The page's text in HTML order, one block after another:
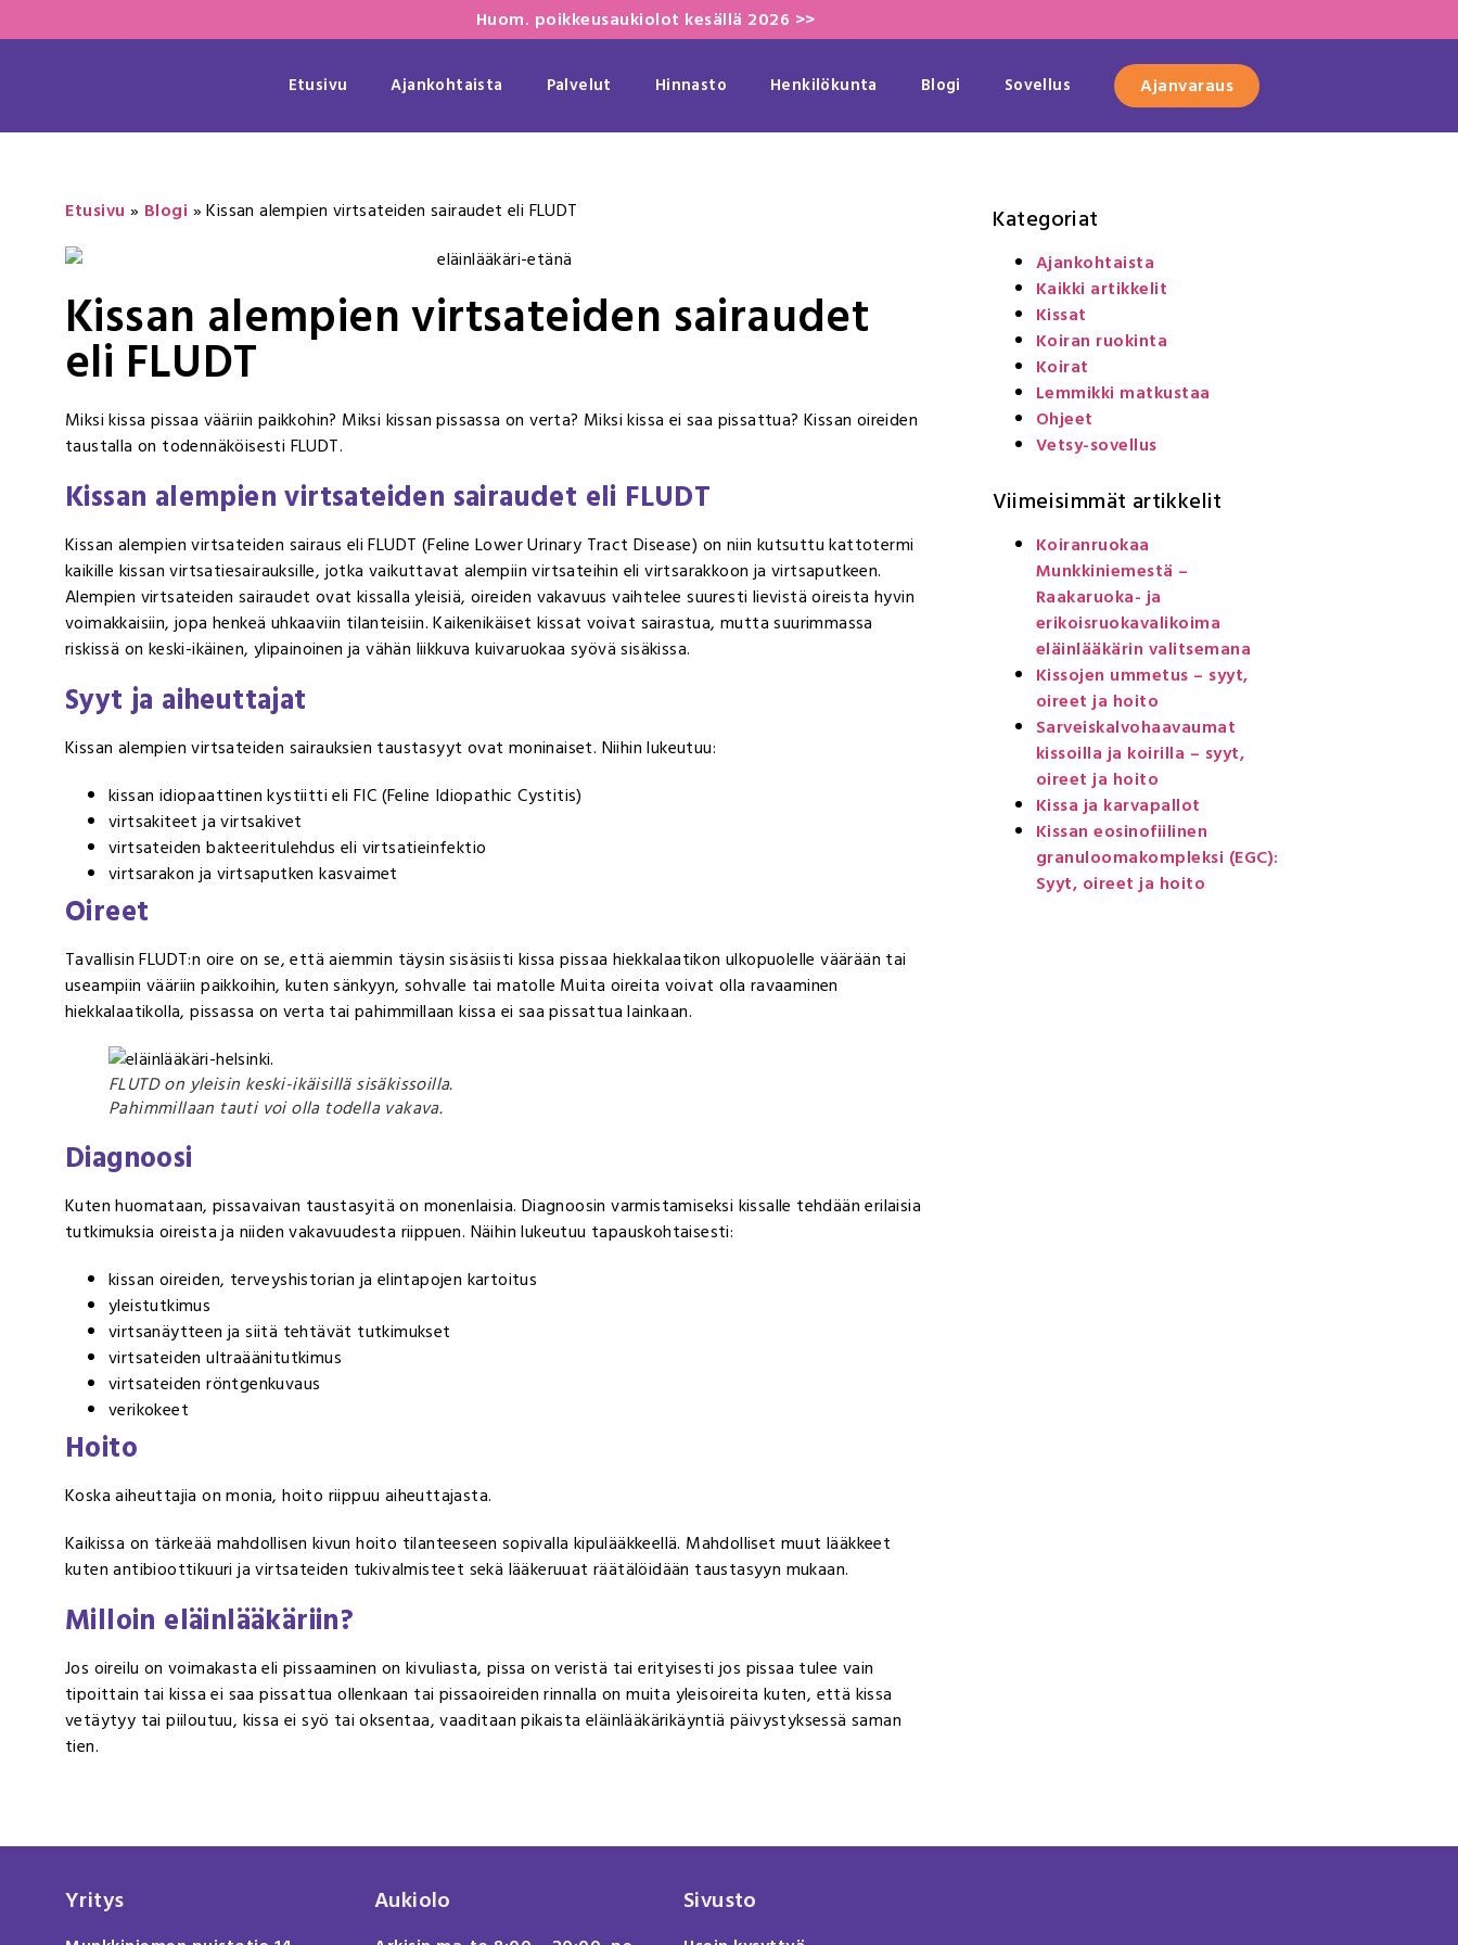
Huom. poikkeusaukiolot kesällä 2026 >>
Etusivu Ajankohtaista Palvelut Hinnasto Henkilökunta Blogi Sovellus Ajanvaraus
Etusivu » Blogi »Kissan alempien virtsateiden sairaudet eli FLUDT
Kissan alempien virtsateiden sairaudet
eli FLUDT
Miksi kissa pissaa vääriin paikkohin? Miksi kissan pissassa on verta? Miksi kissa ei saa pissattua? Kissan oireiden
taustalla on todennäköisesti FLUDT.
Kissan alempien virtsateiden sairaudet eli FLUDT
Kissan alempien virtsateiden sairaus eli FLUDT (Feline Lower Urinary Tract Disease) on niin kutsuttu kattotermi
kaikille kissan virtsatiesairauksille, jotka vaikuttavat alempiin virtsateihin eli virtsarakkoon ja virtsaputkeen.
Alempien virtsateiden sairaudet ovat kissalla yleisiä, oireiden vakavuus vaihtelee suuresti lievistä oireista hyvin
voimakkaisiin, jopa henkeä uhkaaviin tilanteisiin. Kaikenikäiset kissat voivat sairastua, mutta suurimmassa
riskissä on keski-ikäinen, ylipainoinen ja vähän liikkuva kuivaruokaa syövä sisäkissa.
Syyt ja aiheuttajat
Kissan alempien virtsateiden sairauksien taustasyyt ovat moninaiset. Niihin lukeutuu:
kissan idiopaattinen kystiitti eli FIC (Feline Idiopathic Cystitis)
virtsakiteet ja virtsakivet
virtsateiden bakteeritulehdus eli virtsatieinfektio
virtsarakon ja virtsaputken kasvaimet
Oireet
Tavallisin FLUDT:n oire on se, että aiemmin täysin sisäsiisti kissa pissaa hiekkalaatikon ulkopuolelle väärään tai
useampiin vääriin paikkoihin, kuten sänkyyn, sohvalle tai matolle Muita oireita voivat olla ravaaminen
hiekkalaatikolla, pissassa on verta tai pahimmillaan kissa ei saa pissattua lainkaan.
FLUTD on yleisin keski-ikäisillä sisäkissoilla.
Pahimmillaan tauti voi olla todella vakava.
Diagnoosi
Kuten huomataan, pissavaivan taustasyitä on monenlaisia. Diagnoosin varmistamiseksi kissalle tehdään erilaisia
tutkimuksia oireista ja niiden vakavuudesta riippuen. Näihin lukeutuu tapauskohtaisesti:
kissan oireiden, terveyshistorian ja elintapojen kartoitus
yleistutkimus
virtsanäytteen ja siitä tehtävät tutkimukset
virtsateiden ultraäänitutkimus
virtsateiden röntgenkuvaus
verikokeet
Hoito
Koska aiheuttajia on monia, hoito riippuu aiheuttajasta.
Kaikissa on tärkeää mahdollisen kivun hoito tilanteeseen sopivalla kipulääkkeellä. Mahdolliset muut lääkkeet
kuten antibioottikuuri ja virtsateiden tukivalmisteet sekä lääkeruuat räätälöidään taustasyyn mukaan.
Milloin eläinlääkäriin?
Jos oireilu on voimakasta eli pissaaminen on kivuliasta, pissa on veristä tai erityisesti jos pissaa tulee vain
tipoittain tai kissa ei saa pissattua ollenkaan tai pissaoireiden rinnalla on muita yleisoireita kuten, että kissa
vetäytyy tai piiloutuu, kissa ei syö tai oksentaa, vaaditaan pikaista eläinlääkärikäyntiä päivystyksessä saman
tien.
Kategoriat
Ajankohtaista
Kaikki artikkelit
Kissat
Koiran ruokinta
Koirat
Lemmikki matkustaa
Ohjeet
Vetsy-sovellus
Viimeisimmät artikkelit
Koiranruokaa
Munkkiniemestä –
Raakaruoka- ja
erikoisruokavalikoima
eläinlääkärin valitsemana
Kissojen ummetus – syyt,
oireet ja hoito
Sarveiskalvohaavaumat
kissoilla ja koirilla – syyt,
oireet ja hoito
Kissa ja karvapallot
Kissan eosinofiilinen
granuloomakompleksi (EGC):
Syyt, oireet ja hoito
Yritys Aukiolo Sivusto